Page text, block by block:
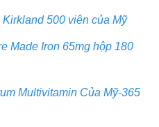
500 viên của Mỹ
Made Iron 65mg hộp 180
Multivitamin Của Mỹ-365